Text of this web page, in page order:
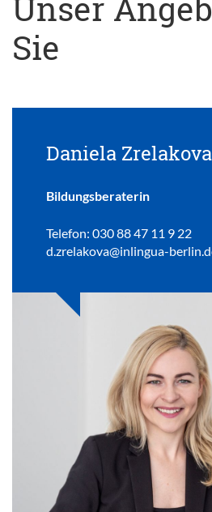
Sie
Daniela Zrelakova
Bildungsberaterin
Telefon: 030 88 47 11 9 22
d.zrelakova@inlingua-